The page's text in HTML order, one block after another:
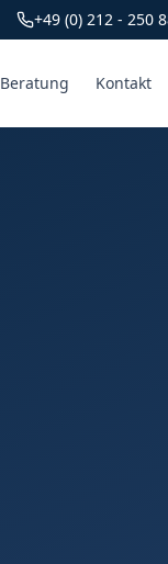
+49 (0) 212 - 250
Beratung Kontakt